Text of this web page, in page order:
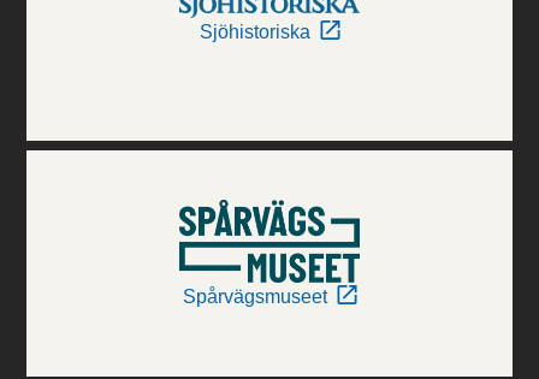
Sjöhistoriska
Spårvägsmuseet